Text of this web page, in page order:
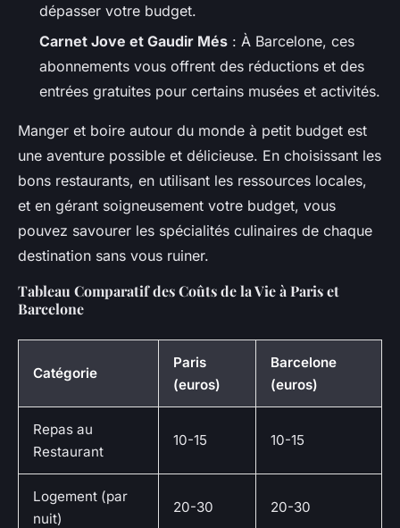
dépasser votre budget.
Carnet Jove et Gaudir Més : À Barcelone, ces
abonnements vous offrent des réductions et des
entrées gratuites pour certains musées et activités.
Manger et boire autour du monde à petit budget est
une aventure possible et délicieuse. En choisissant les
bons restaurants, en utilisant les ressources locales,
et en gérant soigneusement votre budget, vous
pouvez savourer les spécialités culinaires de chaque
destination sans vous ruiner.
Tableau Comparatif des Coûts de la Vie à Paris et
Barcelone
Catégorie
Paris
(euros)
Barcelone
(euros)
Repas au
Restaurant
10-15 10-15
Logement (par
nuit)
20-30 20-30